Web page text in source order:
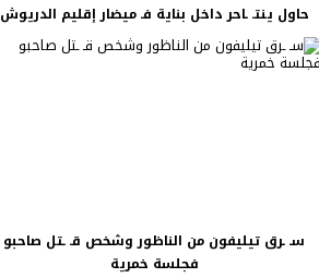
حاول ينتـ ـاحر داخل بناية فـ ميضار إقليم الدريوش
سـ ـرق تيليفون من الناظور وشخص قـ ـتل صاحبو
فجلسة خمرية